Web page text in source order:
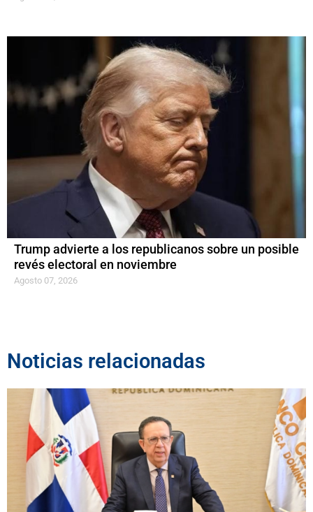
Trump advierte a los republicanos sobre un posible
revés electoral en noviembre
Agosto 07, 2026
Noticias relacionadas